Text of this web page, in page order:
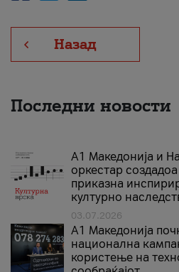
Назад
Последни новости
А1 Македонија и
оркестар
приказна
културно
03.07.2026
A1 Македонија
национална
користење на